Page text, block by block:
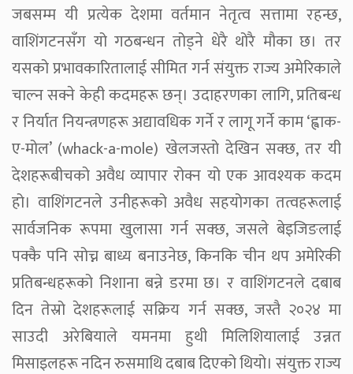
जबसम्म यी प्रत्येक देशमा वर्तमान नेतृत्व सत्तामा रहन्छ,
वाशिंगटनसँग यो गठबन्धन तोड्ने धेरै थोरै मौका छ। तर
यसको प्रभावकारितालाई सीमित गर्न संयुक्त राज्य अमेरिकाले
चाल्न सक्ने केही कदमहरू छन्। उदाहरणका लागि, प्रतिबन्ध
र निर्यात नियन्त्रणहरू अद्यावधिक गर्ने र लागू गर्ने काम ‘ह्वाक-
ए-मोल’ (whack-a-mole) खेलजस्तो देखिन सक्छ, तर यी
देशहरूबीचको अवैध व्यापार रोक्न यो एक आवश्यक कदम
हो। वाशिंगटनले उनीहरूको अवैध सहयोगका तत्वहरूलाई
सार्वजनिक रूपमा खुलासा गर्न सक्छ, जसले बेइजिङलाई
पक्कै पनि सोच्न बाध्य बनाउनेछ, किनकि चीन थप अमेरिकी
प्रतिबन्धहरूको निशाना बन्ने डरमा छ। र वाशिंगटनले दबाब
दिन तेस्रो देशहरूलाई सक्रिय गर्न सक्छ, जस्तै २०२४ मा
साउदी अरेबियाले यमनमा हुथी मिलिशियालाई उन्नत
मिसाइलहरू नदिन रुसमाथि दबाब दिएको थियो। संयुक्त राज्य